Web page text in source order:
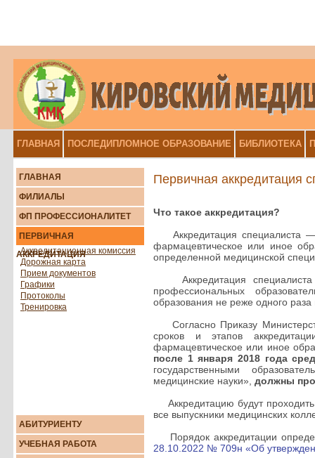
ГЛАВНАЯ ПОСЛЕДИПЛОМНОЕ ОБРАЗОВАНИЕ БИБЛИОТЕКА
ГЛАВНАЯ
ФИЛИАЛЫ
ФП ПРОФЕССИОНАЛИТЕТ
ПЕРВИЧНАЯ
АККРЕДИТАЦИЯ
Аккредитационная комиссия
Дорожная карта
Прием документов
Графики
Протоколы
Тренировка
АБИТУРИЕНТУ
УЧЕБНАЯ РАБОТА
Первичная аккредитация
Что такое аккредитация?
Аккредитация специалиста —
фармацевтическое или иное
определенной медицинской
Аккредитация специалиста
профессиональных
образования не реже одного раза
Согласно Приказу
сроков и этапов
фармацевтическое или иное
после 1 января 2018 года
государственными
медицинские науки», должны
Аккредитацию будут
все выпускники медицинских
Порядок аккредитации
28.10.2022 № 709н «Об